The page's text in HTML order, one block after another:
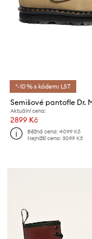
*-10 % s kódem: LST
Aktuální cena:
2899 Kč
Běžná cena:4099 Kč
Nejnižší cena:3099 Kč